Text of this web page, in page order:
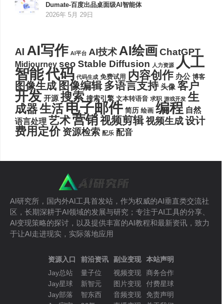
Dumate-百度出品桌面级AI智能体
2026年 5月 29日
AI AI写作 AI平台 AI技术AI绘画ChatGPT
Midjourney seo Stable Diffusion 人力资源 人工
智能代码 代码生成 免费试用 内容创作 办公 博客
图像生成 图像编辑 多语言支持 头像 客户
开发 开源 搜索 搜索引擎 文本转语音 求职 游戏开发 生
成器生活电子邮件 简历 绘画 编程 自然
语言处理 艺术营销视频剪辑视频生成设计
费用定价 资源检索 配乐 配音
AI研究所，国内外AI工具首发站，作为权威的AI垂直类交流社
区，长期深耕于AI领域的发展与研究；专注于AI工具的分享、
AI变现策略的探讨，以及提供丰富的AI教程和最新资讯，致力
于让AI走进现实，实际落地应用
资源入口
Jay总站
Jay星球
Jay部落
前沿资讯
量子位
新智元
智东西
副业变现
视频变现
图片变现
音频变现
本站声明
商务合作
付费星球
免责声明